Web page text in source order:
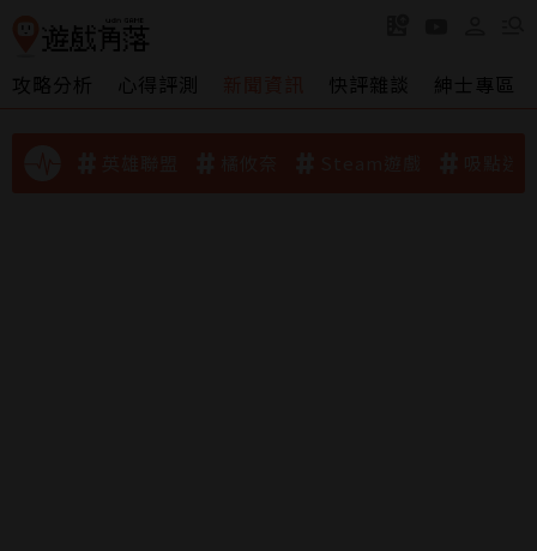
攻略分析 心得評測 快評雜談 紳士專區